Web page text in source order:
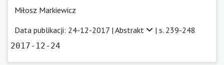
Miłosz Markiewicz
Data publikacji: 24-12-2017 | Abstrakt | s. 239-248
2017-12-24